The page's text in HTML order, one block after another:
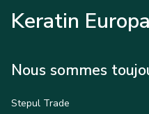
Keratin Europa
Nous sommes
Stepul Trade